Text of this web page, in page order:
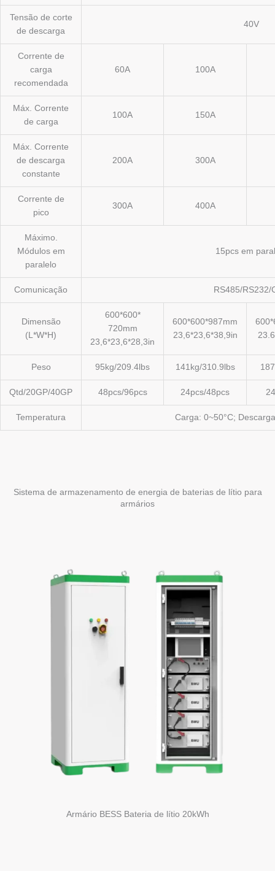
Tensão de corte
de descarga
40V
Corrente de
carga
recomendada
60A 100A
Máx. Corrente
de carga
100A 150A
Máx. Corrente
de descarga
constante
200A 300A
Corrente de
pico
300A 400A
Máximo.
Módulos em
paralelo
15pcs em
Comunicação RS485/RS232/
Dimensão
(L*W*H)
600*600*
720mm
23,6*23,6*28,3in
600*600*987mm
23,6*23,6*38,9in
Peso 95kg/209.4lbs 141kg/310.9lbs
Qtd/20GP/40GP 48pcs/96pcs 24pcs/48pcs
Temperatura Carga: 0~50°C;
Sistema de armazenamento de energia de baterias de lítio para
armários
Armário BESS Bateria de lítio 20kWh